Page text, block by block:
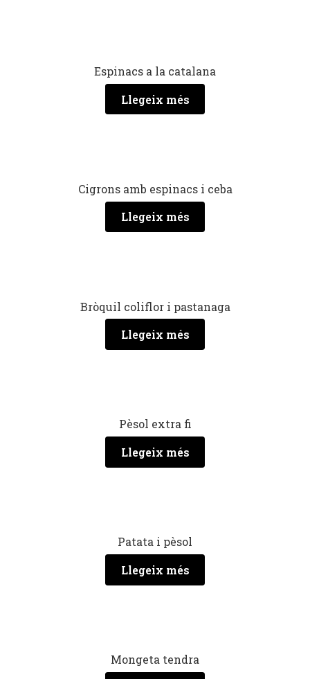
Espinacs a la catalana
Llegeix més
Cigrons amb espinacs i ceba
Llegeix més
Bròquil coliflor i pastanaga
Llegeix més
Pèsol extra fi
Llegeix més
Patata i pèsol
Llegeix més
Mongeta tendra